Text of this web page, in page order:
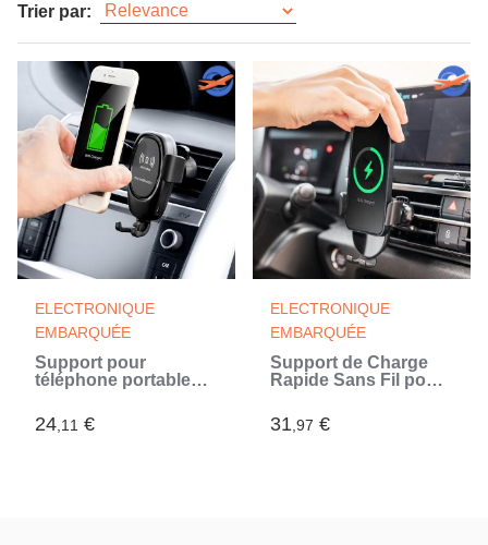
Trier par:
ELECTRONIQUE
EMBARQUÉE
Support pour
téléphone portable
voiture sans fil
Wolder InnovaGoods
24,11 €
ELECTRONIQUE
EMBARQUÉE
Support de Charge
Rapide Sans Fil pour
InnovaGoods
31,97 €